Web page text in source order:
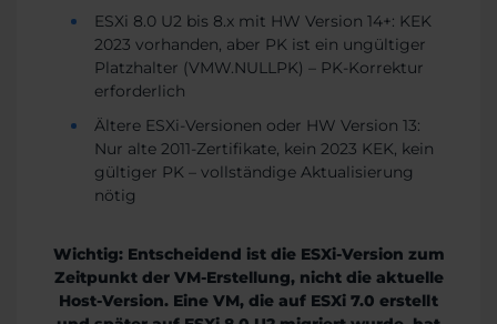
ESXi 8.0 U2 bis 8.x mit HW Version 14+: KEK
2023 vorhanden, aber PK ist ein ungültiger
Platzhalter (VMW.NULLPK) – PK-Korrektur
erforderlich
Ältere ESXi-Versionen oder HW Version 13:
Nur alte 2011-Zertifikate, kein 2023 KEK, kein
gültiger PK – vollständige Aktualisierung
nötig
Wichtig: Entscheidend ist die ESXi-Version zum
Zeitpunkt der VM-Erstellung, nicht die aktuelle
Host-Version. Eine VM, die auf ESXi 7.0 erstellt